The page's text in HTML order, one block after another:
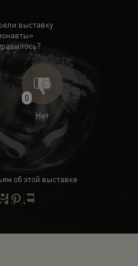
выставку
0
Нет
об этой выставке